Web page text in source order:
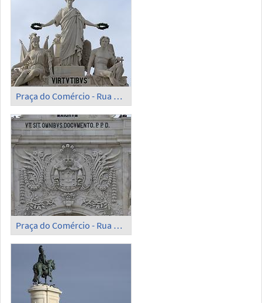
Praça do Comércio - Rua Augusta Arch; Detail (1)
Praça do Comércio - Rua Augusta Arch; Detail (2)